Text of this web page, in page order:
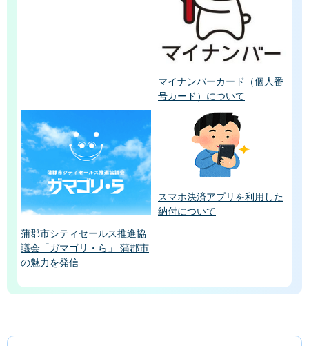
マイナンバーカード（個人番
号カード）について
蒲郡市シティセールス推進協
議会「ガマゴリ・ら」 蒲郡市
の魅力を発信
スマホ決済アプリを利用した
納付について